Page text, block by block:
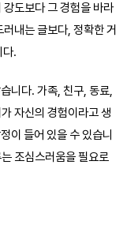
도보다 그 경험을 바라
내는 글보다, 정확한 거
다.
니다. 가족, 친구, 동료,
자신의 경험이라고 생
이 들어 있을 수 있습니
조심스러움을 필요로